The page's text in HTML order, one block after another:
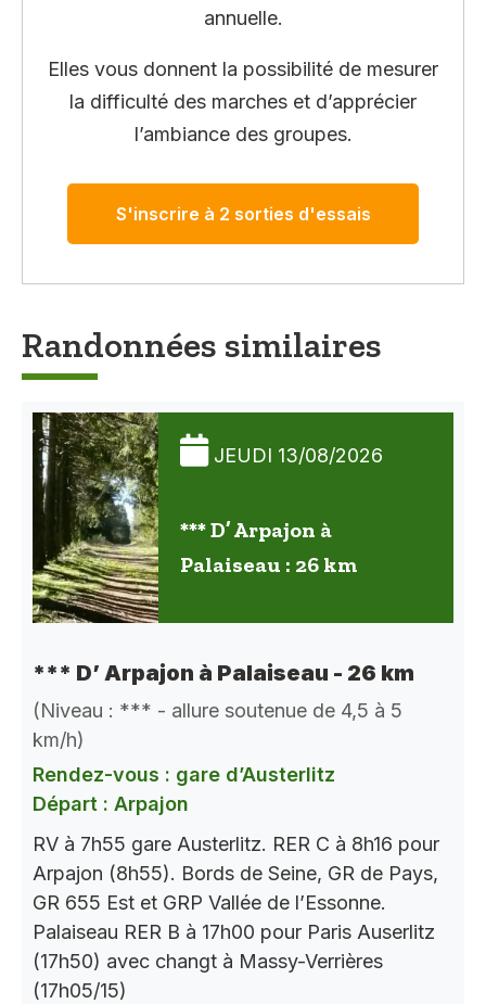
annuelle.
Elles vous donnent la possibilité de mesurer
la difficulté des marches et d’apprécier
l’ambiance des groupes.
S'inscrire à 2 sorties d'essais
Randonnées similaires
JEUDI 13/08/2026
*** D’ Arpajon à
Palaiseau : 26 km
*** D’ Arpajon à Palaiseau - 26 km
(Niveau : *** - allure soutenue de 4,5 à 5
km/h)
Rendez-vous : gare d’Austerlitz
Départ : Arpajon
RV à 7h55 gare Austerlitz. RER C à 8h16 pour
Arpajon (8h55). Bords de Seine, GR de Pays,
GR 655 Est et GRP Vallée de l’Essonne.
Palaiseau RER B à 17h00 pour Paris Auserlitz
(17h50) avec changt à Massy-Verrières
(17h05/15)